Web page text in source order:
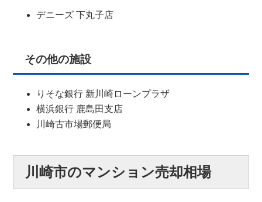
デニーズ 下丸子店
その他の施設
りそな銀行 新川崎ローンプラザ
横浜銀行 鹿島田支店
川崎古市場郵便局
川崎市のマンション売却相場